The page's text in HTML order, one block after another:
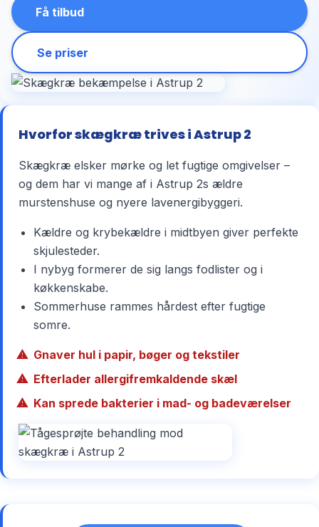
Få tilbud
Se priser
Hvorfor skægkræ trives i Astrup 2
Skægkræ elsker mørke og let fugtige omgivelser –
og dem har vi mange af i Astrup 2s ældre
murstenshuse og nyere lavenergibyggeri.
Kældre og krybekældre i midtbyen giver perfekte
skjulesteder.
I nybyg formerer de sig langs fodlister og i
køkkenskabe.
Sommerhuse rammes hårdest efter fugtige
somre.
Gnaver hul i papir, bøger og tekstiler
Efterlader allergifremkaldende skæl
Kan sprede bakterier i mad- og badeværelser